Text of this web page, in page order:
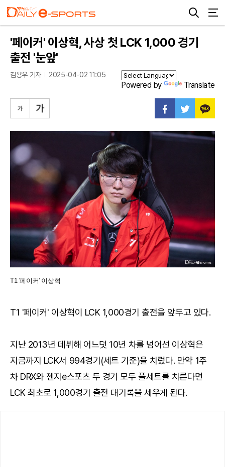
'페이커' 이상혁, 사상 첫 LCK 1,000 경기
출전 '눈앞'
김용우 기자 2025-04-02 11:05
Powered by Translate
T1 '페이커' 이상혁
T1 '페이커' 이상혁이 LCK 1,000경기 출전을 앞두고 있다.
지난 2013년 데뷔해 어느덧 10년 차를 넘어선 이상혁은
지금까지 LCK서 994경기(세트 기준)을 치렀다. 만약 1주
차 DRX와 젠지e스포츠 두 경기 모두 풀세트를 치른다면
LCK 최초로 1,000경기 출전 대기록을 세우게 된다.